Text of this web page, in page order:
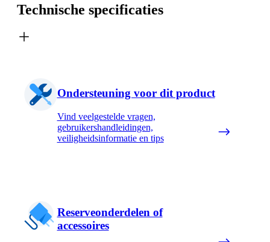
Technische specificaties
Ondersteuning voor dit product
Vind veelgestelde vragen,
gebruikershandleidingen,
veiligheidsinformatie en tips
Reserveonderdelen of
accessoires